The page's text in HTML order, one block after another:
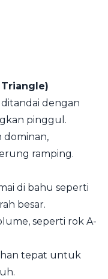
dengan
pinggul.
dominan,
ramping.
di bahu seperti
besar.
seperti rok A-
tepat untuk